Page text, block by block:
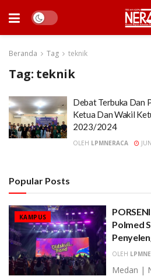
Beranda Tag teknik
Tag: teknik
Debat Terbuka Dan
Ketua Dan Wakil
2023/2024
OLEH LPMNERACA
Popular Posts
KAMPUS
Polmed
OLEH
Medan |